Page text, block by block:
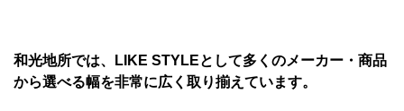
和光地所では、LIKE STYLEとして多くのメーカー・商品
から選べる幅を非常に広く取り揃えています。